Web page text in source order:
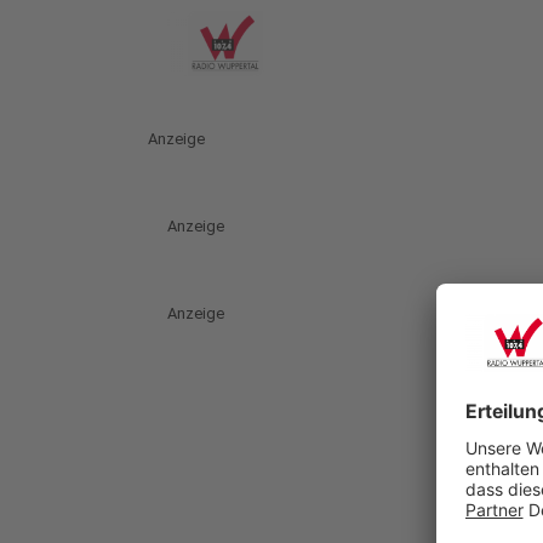
Anzeige
Anzeige
Anzeige